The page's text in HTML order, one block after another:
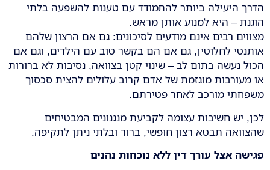
הדרך היעילה ביותר להתמודד עם טענות להשפעה בלתי
הוגנת – היא למנוע אותן מראש.
מצווים רבים אינם מודעים לסיכונים: גם אם הרצון שלהם
אותנטי לחלוטין, גם אם הם בקשר טוב עם הילדים, וגם אם
הכול נעשה בתום לב – שינוי קטן בצוואה, נסיבות לא ברורות
או מעורבות מוגזמת של אדם קרוב עלולים להצית סכסוך
משפחתי מורכב לאחר פטירתם.
לכן, יש חשיבות עצומה לקביעת מנגנונים המבטיחים
שהצוואה תבטא רצון חופשי, ברור ובלתי ניתן לתקיפה.
פגישה אצל עורך דין ללא נוכחות נהנים